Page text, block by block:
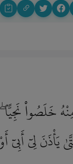
خَلَصُوا۟
لِىٓ أَبِىٓ